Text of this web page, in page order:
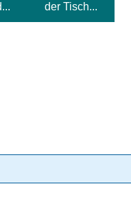
der Tisch...